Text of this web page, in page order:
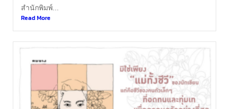
สำนักพิมพ์...
Read More